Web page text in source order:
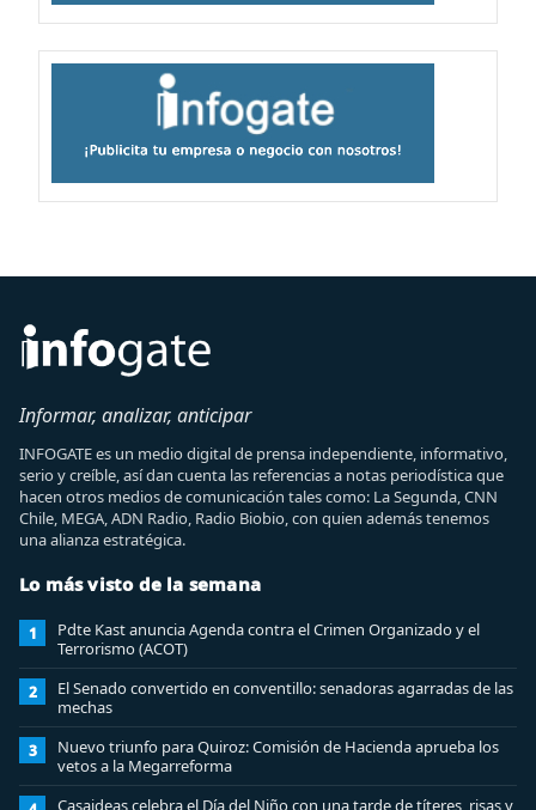
Informar, analizar, anticipar
INFOGATE es un medio digital de prensa independiente, informativo,
serio y creíble, así dan cuenta las referencias a notas periodística que
hacen otros medios de comunicación tales como: La Segunda, CNN
Chile, MEGA, ADN Radio, Radio Biobio, con quien además tenemos
una alianza estratégica.
Lo más visto de la semana
1
Pdte Kast anuncia Agenda contra el Crimen Organizado y el
Terrorismo (ACOT)
2
El Senado convertido en conventillo: senadoras agarradas de las
mechas
3
Nuevo triunfo para Quiroz: Comisión de Hacienda aprueba los
vetos a la Megarreforma
Casaideas celebra el Día del Niño con una tarde de títeres, risas y